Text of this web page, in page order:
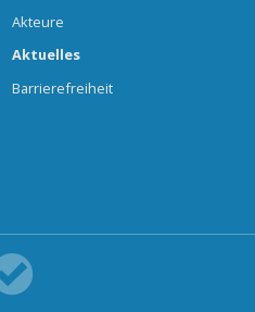
Akteure
Aktuelles
Barrierefreiheit